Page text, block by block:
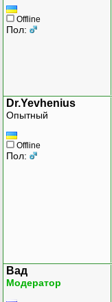
Offline
Пол:
Dr.Yevhenius
Опытный
Offline
Пол:
Вад
Модератор